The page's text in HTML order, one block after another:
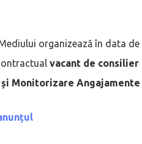
organizează în data de
vacant de
Monitorizare